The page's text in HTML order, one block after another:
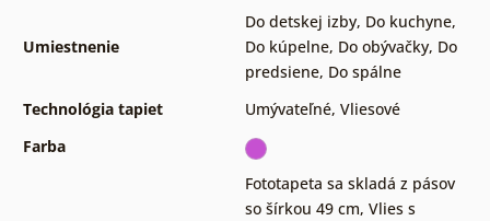
Umiestnenie
Do detskej izby, Do kuchyne,
Do kúpelne, Do obývačky, Do
predsiene, Do spálne
Technológia tapiet
Umývateľné, Vliesové
Farba
Fototapeta sa skladá z pásov
so šírkou 49 cm, Vlies s